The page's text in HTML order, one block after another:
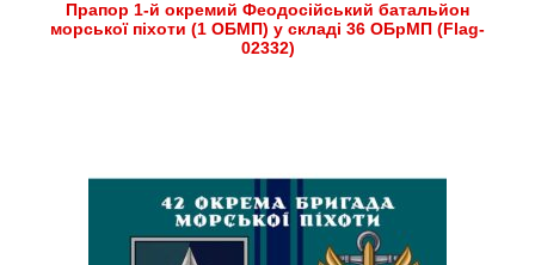
Прапор 1-й окремий Феодосійський батальйон
морської піхоти (1 ОБМП) у складі 36 ОБрМП (Flag-
02332)